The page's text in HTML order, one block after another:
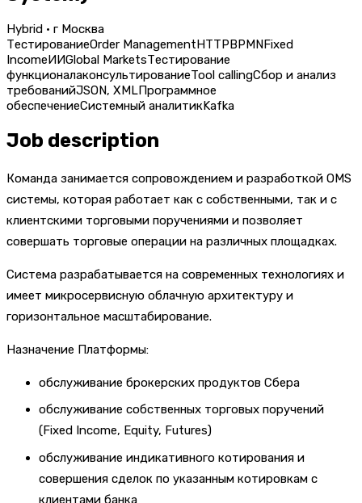
Hybrid · г Москва
ТестированиеOrder ManagementHTTPBPMNFixed
IncomeИИGlobal MarketsТестирование
функционалаконсультированиеTool callingСбор и анализ
требованийJSON, XMLПрограммное
обеспечениеСистемный аналитикKafka
Job description
Команда занимается сопровождением и разработкой OMS
системы, которая работает как с собственными, так и с
клиентскими торговыми поручениями и позволяет
совершать торговые операции на различных площадках.
Система разрабатывается на современных технологиях и
имеет микросервисную облачную архитектуру и
горизонтальное масштабирование.
Назначение Платформы:
обслуживание брокерских продуктов Сбера
обслуживание собственных торговых поручений
(Fixed Income, Equity, Futures)
обслуживание индикативного котирования и
совершения сделок по указанным котировкам с
клиентами банка